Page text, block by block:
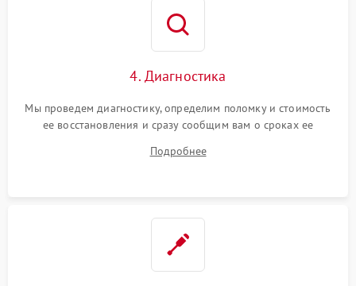
4. Диагностика
Мы проведем диагностику, определим поломку и стоимость
ее восстановления и сразу сообщим вам о сроках ее
Подробнее